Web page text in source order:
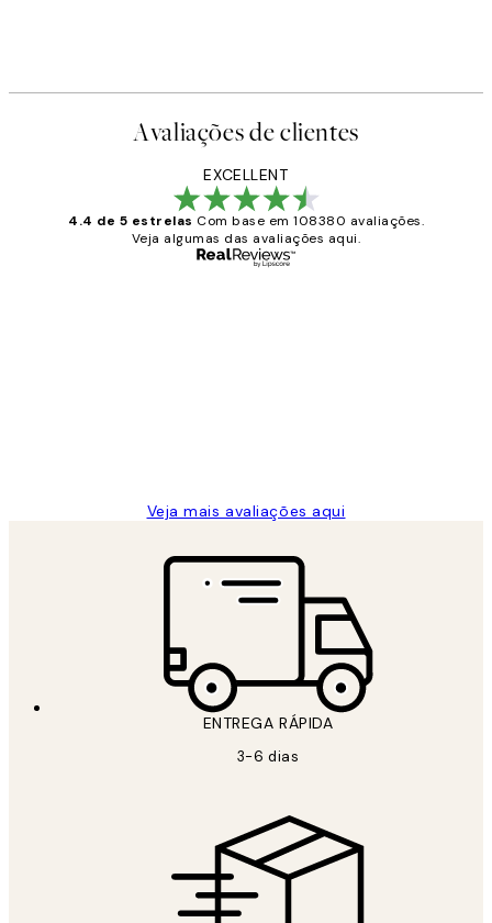
Avaliações de clientes
EXCELLENT
4.4 de 5 estrelas Com base em 108380 avaliações.
Veja algumas das avaliações aqui.
Veja mais avaliações aqui
ENTREGA RÁPIDA
3-6 dias